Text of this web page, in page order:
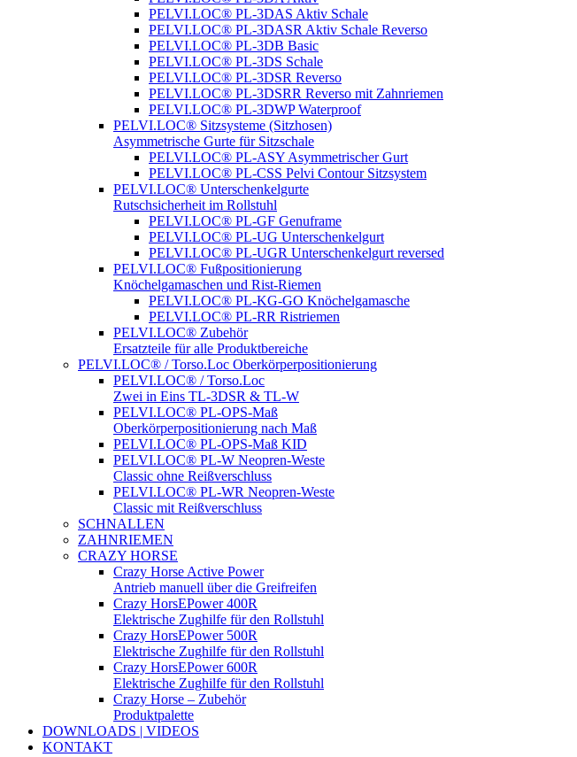
PELVI.LOC® PL-3DAS Aktiv Schale
PELVI.LOC® PL-3DASR Aktiv Schale Reverso
PELVI.LOC® PL-3DB Basic
PELVI.LOC® PL-3DS Schale
PELVI.LOC® PL-3DSR Reverso
PELVI.LOC® PL-3DSRR Reverso mit Zahnriemen
PELVI.LOC® PL-3DWP Waterproof
PELVI.LOC® Sitzsysteme (Sitzhosen)
Asymmetrische Gurte für Sitzschale
PELVI.LOC® PL-ASY Asymmetrischer Gurt
PELVI.LOC® PL-CSS Pelvi Contour Sitzsystem
PELVI.LOC® Unterschenkelgurte
Rutschsicherheit im Rollstuhl
PELVI.LOC® PL-GF Genuframe
PELVI.LOC® PL-UG Unterschenkelgurt
PELVI.LOC® PL-UGR Unterschenkelgurt reversed
PELVI.LOC® Fußpositionierung
Knöchelgamaschen und Rist-Riemen
PELVI.LOC® PL-KG-GO Knöchelgamasche
PELVI.LOC® PL-RR Ristriemen
PELVI.LOC® Zubehör
Ersatzteile für alle Produktbereiche
PELVI.LOC® / Torso.Loc Oberkörperpositionierung
PELVI.LOC® / Torso.Loc
Zwei in Eins TL-3DSR & TL-W
PELVI.LOC® PL-OPS-Maß
Oberkörperpositionierung nach Maß
PELVI.LOC® PL-OPS-Maß KID
PELVI.LOC® PL-W Neopren-Weste
Classic ohne Reißverschluss
PELVI.LOC® PL-WR Neopren-Weste
Classic mit Reißverschluss
SCHNALLEN
ZAHNRIEMEN
CRAZY HORSE
Crazy Horse Active Power
Antrieb manuell über die Greifreifen
Crazy HorsEPower 400R
Elektrische Zughilfe für den Rollstuhl
Crazy HorsEPower 500R
Elektrische Zughilfe für den Rollstuhl
Crazy HorsEPower 600R
Elektrische Zughilfe für den Rollstuhl
Crazy Horse – Zubehör
Produktpalette
DOWNLOADS | VIDEOS
KONTAKT